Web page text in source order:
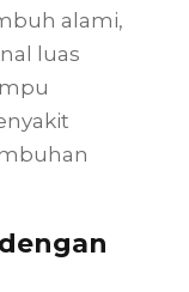
alami,
luas